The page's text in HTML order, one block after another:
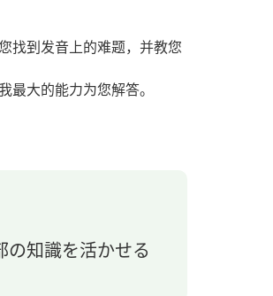
找到发音上的难题，并教您
大的能力为您解答。
の知識を活かせる